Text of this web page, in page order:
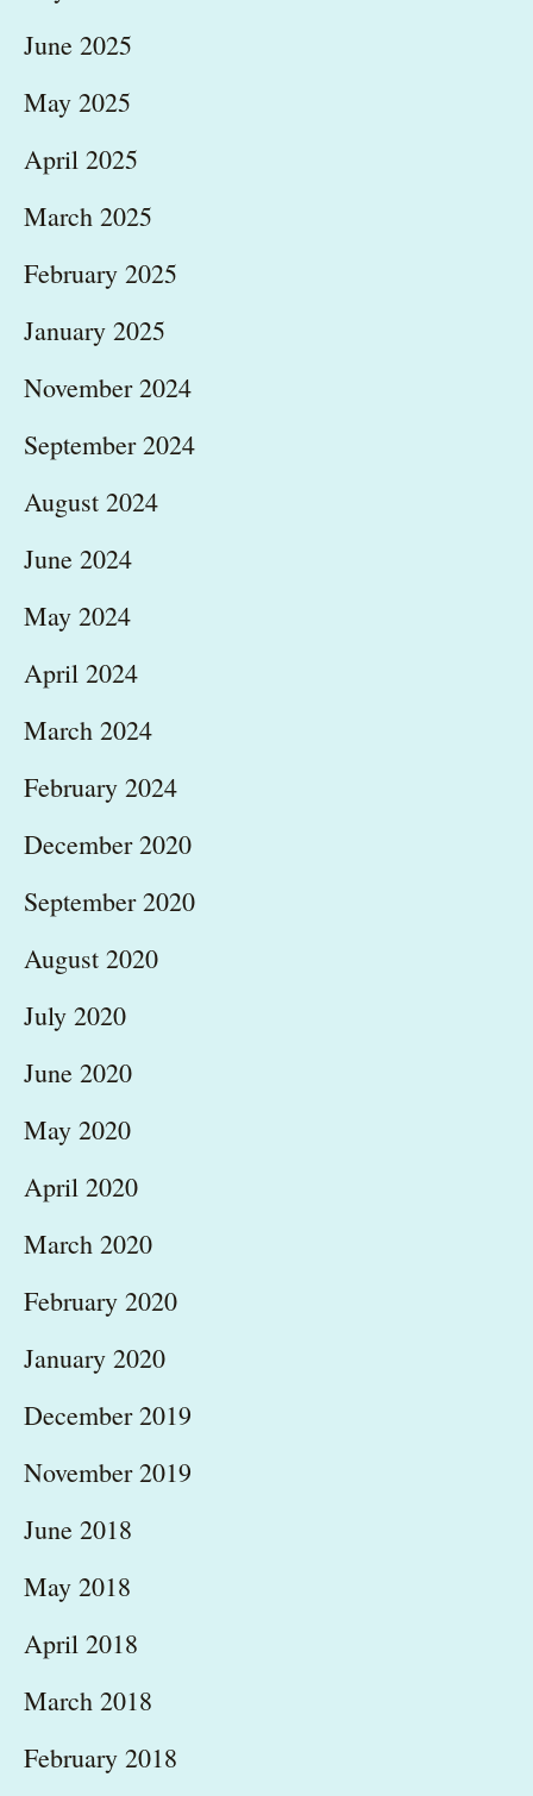
June 2025
May 2025
April 2025
March 2025
February 2025
January 2025
November 2024
September 2024
August 2024
June 2024
May 2024
April 2024
March 2024
February 2024
December 2020
September 2020
August 2020
July 2020
June 2020
May 2020
April 2020
March 2020
February 2020
January 2020
December 2019
November 2019
June 2018
May 2018
April 2018
March 2018
February 2018